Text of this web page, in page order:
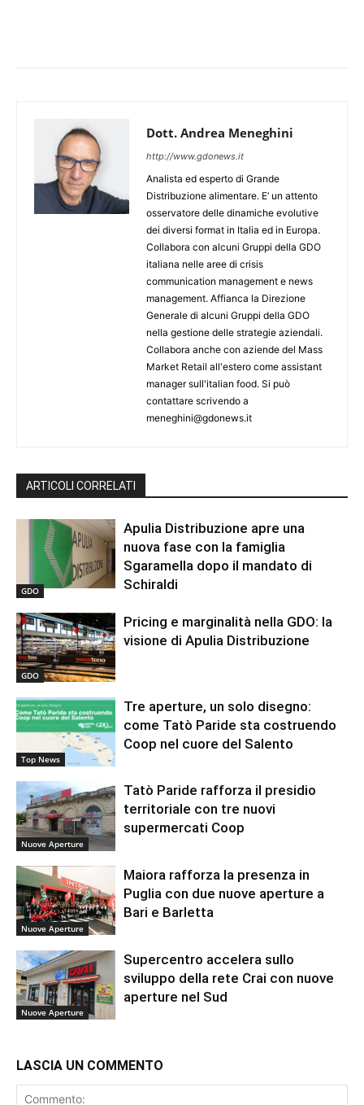
Dott. Andrea Meneghini
http://www.gdonews.it
Analista ed esperto di Grande
Distribuzione alimentare. E’ un attento
osservatore delle dinamiche evolutive
dei diversi format in Italia ed in Europa.
Collabora con alcuni Gruppi della GDO
italiana nelle aree di crisis
communication management e news
management. Affianca la Direzione
Generale di alcuni Gruppi della GDO
nella gestione delle strategie aziendali.
Collabora anche con aziende del Mass
Market Retail all'estero come assistant
manager sull'italian food. Si può
contattare scrivendo a
meneghini@gdonews.it
ARTICOLI CORRELATI
GDO
Apulia Distribuzione apre una
nuova fase con la famiglia
Sgaramella dopo il mandato di
Schiraldi
GDO
Pricing e marginalità nella GDO: la
visione di Apulia Distribuzione
Top News
Tre aperture, un solo disegno:
come Tatò Paride sta costruendo
Coop nel cuore del Salento
Nuove Aperture
Tatò Paride rafforza il presidio
territoriale con tre nuovi
supermercati Coop
Nuove Aperture
Maiora rafforza la presenza in
Puglia con due nuove aperture a
Bari e Barletta
Nuove Aperture
Supercentro accelera sullo
sviluppo della rete Crai con nuove
aperture nel Sud
LASCIA UN COMMENTO